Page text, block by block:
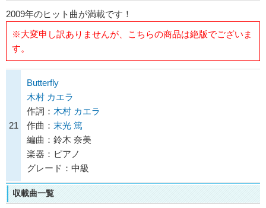
2009年のヒット曲が満載です！
※大変申し訳ありませんが、こちらの商品は絶版でございま
す。
21
Butterfly
木村 カエラ
作詞： 木村 カエラ
作曲： 末光 篤
編曲：鈴木 奈美
楽器：ピアノ
グレード：中級
収載曲一覧